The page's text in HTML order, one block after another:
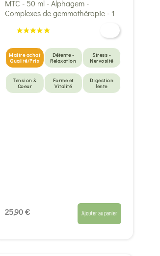
Maître achat
Qualité/Prix
Détente -
Relaxation
Stress -
Nervosité
Tension &
Coeur
Forme et
Vitalité
Digestion
lente
25,90 € Ajouter au panier